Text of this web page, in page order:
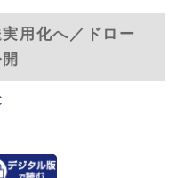
用化へ／ドロー